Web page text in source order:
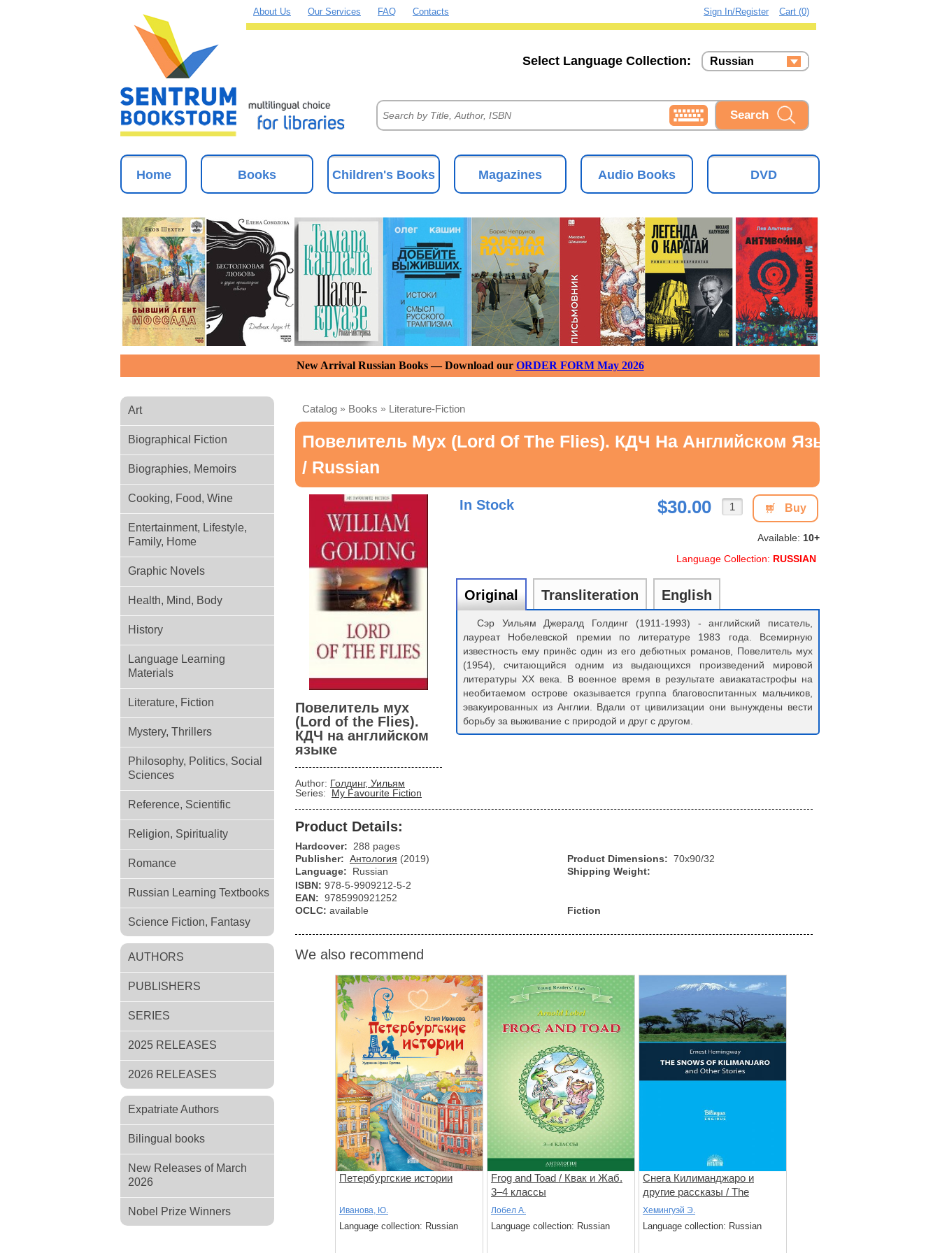
About Us Our Services FAQ Contacts Cart (0)
Sign In/Register
Russian
Ukrainian
Select Language Collection:
Home Books Children's Books Magazines Audio Books DVD
New Arrival Russian Books — Download our ORDER FORM May 2026
Art
Biographical Fiction
Biographies, Memoirs
Cooking, Food, Wine
Entertainment, Lifestyle,
Family, Home
Graphic Novels
Health, Mind, Body
History
Language Learning
Materials
Literature, Fiction
Mystery, Thrillers
Philosophy, Politics, Social
Sciences
Reference, Scientific
Religion, Spirituality
Romance
Russian Learning Textbooks
Science Fiction, Fantasy
AUTHORS
PUBLISHERS
SERIES
2025 RELEASES
2026 RELEASES
Expatriate Authors
Bilingual books
New Releases of March
2026
Nobel Prize Winners
Catalog » Books » Literature-Fiction
Повелитель Мух (Lord Of The Flies). КДЧ На Английском Языке
/ Russian
Повелитель мух
(Lord of the Flies).
КДЧ на английском
языке
Author: Голдинг, Уильям
Series:
My Favourite Fiction
In Stock Buy
$30.00
Available: 10+
Language Collection: RUSSIAN
Original Transliteration English
Сэр Уильям Джералд Голдинг (1911-1993) - английский писатель,
лауреат Нобелевской премии по литературе 1983 года. Всемирную
известность ему принёс один из его дебютных романов, Повелитель мух
(1954), считающийся одним из выдающихся произведений мировой
литературы XX века. В военное время в результате авиакатастрофы на
необитаемом острове оказывается группа благовоспитанных мальчиков,
эвакуированных из Англии. Вдали от цивилизации они вынуждены вести
борьбу за выживание с природой и друг с другом.
Product Details:
Hardcover:
288 pages
Publisher: Антология (2019)
Language:
Russian
Product Dimensions: 70x90/32
Shipping Weight:
ISBN: 978-5-9909212-5-2
EAN: 9785990921252
OCLC: available Fiction
We also recommend
Петербургские истории
Иванова, Ю.
Language collection: Russian
Frog and Toad / Квак и Жаб.
3–4 классы
Лобел А.
Language collection: Russian
Снега Килиманджаро и
другие рассказы / The
Snows of Kilimanjaro and
Other Stories. Belingua fng/rus
Хемингуэй Э.
Language collection: Russian